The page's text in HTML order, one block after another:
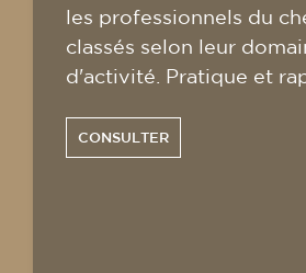
les professionnels du
classés selon leur
d'activité. Pratique et
CONSULTER